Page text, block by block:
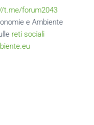
t.me/forum2043
e Ambiente
reti sociali